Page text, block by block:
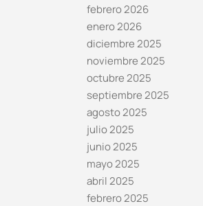
febrero 2026
enero 2026
diciembre 2025
noviembre 2025
octubre 2025
septiembre 2025
agosto 2025
julio 2025
junio 2025
mayo 2025
abril 2025
febrero 2025